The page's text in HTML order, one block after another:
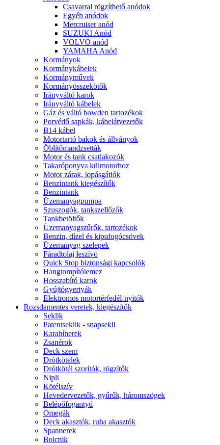
Csavarral rögzíthető anódok
Egyéb anódok
Mercruiser anód
SUZUKI Anód
VOLVO anód
YAMAHA Anód
Kormányok
Kormánykábelek
Kormányművek
Kormányösszekötők
Irányváltó karok
Irányváltó kábelek
Gáz és váltó bowden tartozékok
Porvédő sapkák, kábelátvezetők
B14 kábel
Motortartó bakok és állványok
Öblítőmandzsetták
Motor és tank csatlakozók
Takaróponyva külmotorhoz
Motor zárak, lopásgátlók
Benzintank kiegészítők
Benzintank
Üzemanyagpumpa
Szuszogók, tankszellőzők
Tankbetöltők
Üzemanyagszűrők, tartozékok
Benzin, dízel és kipufogócsövek
Üzemanyag szelepek
Fáradtolaj leszívó
Quick Stop biztonsági kapcsolók
Hangtompítólemez
Hosszabító karok
Gyújtógyertyák
Elektromos motortérfedél-nyitók
Rozsdamentes veretek, kiegészítők
Seklik
Patentseklik - snapsekli
Karabínerek
Zsanérok
Deck szem
Drótkötelek
Drótkötél szorítók, rögzítők
Nipli
Kötélszív
Hevedervezetők, gyűrűk, háromszögek
Belépőfogantyú
Omegák
Deck akasztók, ruha akasztók
Spannerek
Bolcnik